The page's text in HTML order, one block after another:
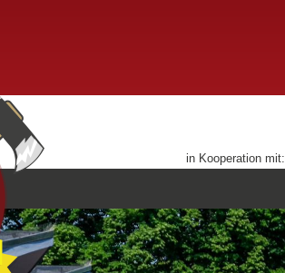
in Kooperation mit: